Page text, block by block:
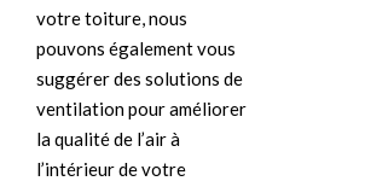
votre toiture, nous
pouvons également vous
suggérer des solutions de
ventilation pour améliorer
la qualité de l’air à
l’intérieur de votre